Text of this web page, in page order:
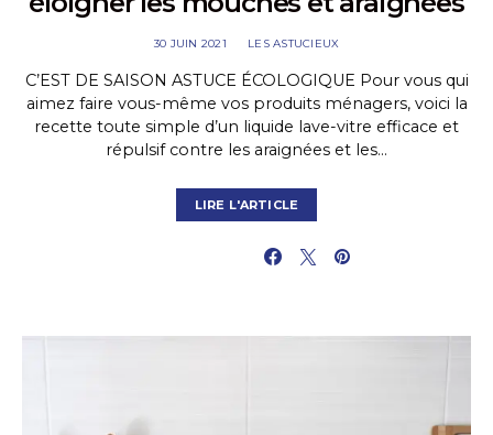
30 JUIN 2021 LES ASTUCIEUX
C’EST DE SAISON ASTUCE ÉCOLOGIQUE Pour vous qui
aimez faire vous-même vos produits ménagers, voici la
recette toute simple d’un liquide lave-vitre efficace et
répulsif contre les araignées et les…
LIRE L'ARTICLE